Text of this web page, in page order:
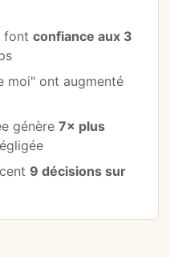
font confiance aux 3
moi" ont augmenté
génère 7× plus
9 décisions sur